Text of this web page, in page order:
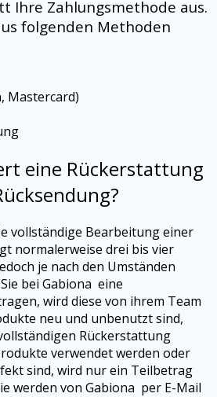
Ihre Zahlungsmethode aus.
folgenden Methoden
Mastercard)
eine Rückerstattung
vollständige Bearbeitung einer
normalerweise drei bis vier
je nach den Umständen
bei Gabiona eine
wird diese von ihrem Team
neu und unbenutzt sind,
Rückerstattung
verwendet werden oder
sind, wird nur ein Teilbetrag
werden von Gabiona per E-Mail